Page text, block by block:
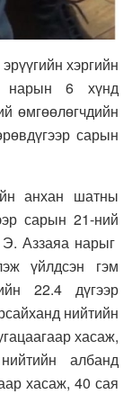
хэргийн
нарын 6 хүнд
өмгөөлөгчдийн
сарын
анхан шатны
сарын 21-ний
Аззаяа нарыг
үйлдсэн гэм
22.4 дүгээр
нийтийн
хасаж,
албанд
хасаж, 40 сая